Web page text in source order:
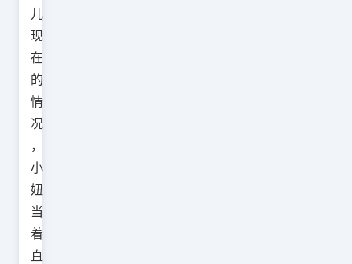
儿
现
在
的
情
况
，
小
妞
当
着
直